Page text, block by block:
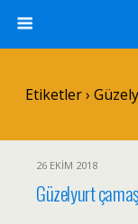
Etiketler ›
26 EKIM 2018
Güzelyurt